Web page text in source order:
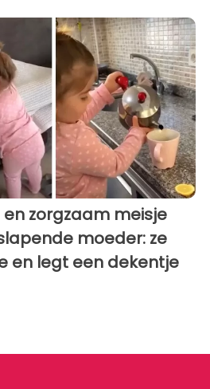
zorgzaam meisje
moeder: ze
en legt een dekentje